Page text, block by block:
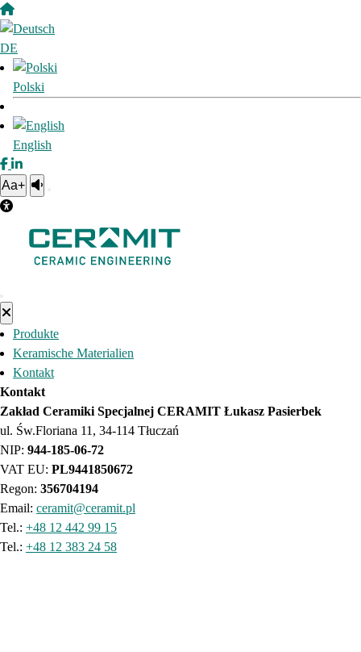
DE
Polski
English
Aa+
Produkte
Keramische Materialien
Kontakt
Kontakt
Zakład Ceramiki Specjalnej CERAMIT Łukasz Pasierbek
ul. Św.Floriana 11, 34-114 Tłuczań
NIP: 944-185-06-72
VAT EU: PL9441850672
Regon: 356704194
Email: ceramit@ceramit.pl
Tel.: +48 12 442 99 15
Tel.: +48 12 383 24 58